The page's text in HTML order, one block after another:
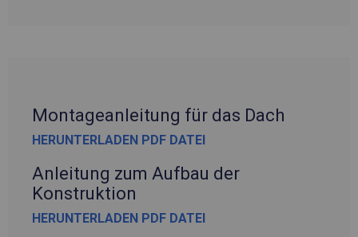
Montageanleitung für das Dach
HERUNTERLADEN PDF DATEI
Anleitung zum Aufbau der
Konstruktion
HERUNTERLADEN PDF DATEI